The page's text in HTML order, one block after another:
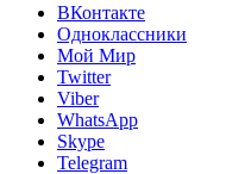
ВКонтакте
Одноклассники
Мой Мир
Twitter
Viber
WhatsApp
Skype
Telegram